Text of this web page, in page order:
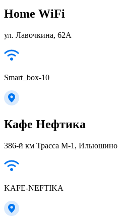
Home WiFi
ул. Лавочкина, 62А
Smart_box-10
Кафе Нефтика
386-й км Трасса М-1, Ильюшино
KAFE-NEFTIKA